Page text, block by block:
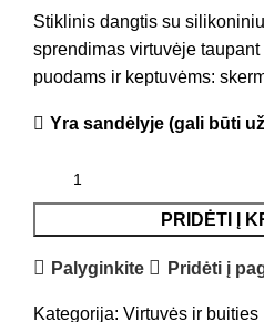
Stiklinis dangtis su
sprendimas virtuvėje
puodams ir keptuvėms:
Yra sandėlyje (gali būti
PRIDĖTI Į
Palyginkite Pridėti į
Kategorija: Virtuvės ir buities